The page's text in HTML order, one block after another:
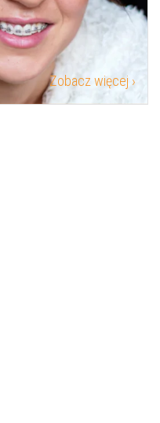
Zobacz więcej ›